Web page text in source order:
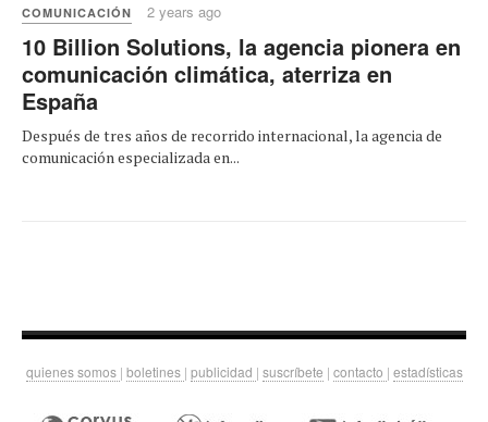
COMUNICACIÓN 2 years ago
10 Billion Solutions, la agencia pionera en
comunicación climática, aterriza en
España
Después de tres años de recorrido internacional, la agencia de
comunicación especializada en...
quienes somos | boletines | publicidad | suscríbete | contacto | estadísticas